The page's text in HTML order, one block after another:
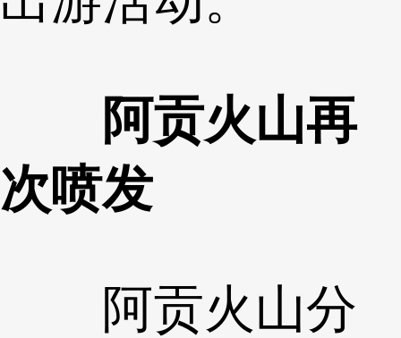
阿贡火山再
次喷发
阿贡火山分